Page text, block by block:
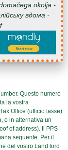
okolja -
вдома -
Questo numero
la vostra
Office (ufficio tasse)
o in alternativa un
of address). Il PPS
seguente. Per il
del vostro Land lord